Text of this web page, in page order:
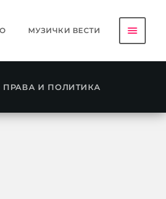
МУЗИЧКИ ВЕСТИ menu
ПРАВА И ПОЛИТИКА